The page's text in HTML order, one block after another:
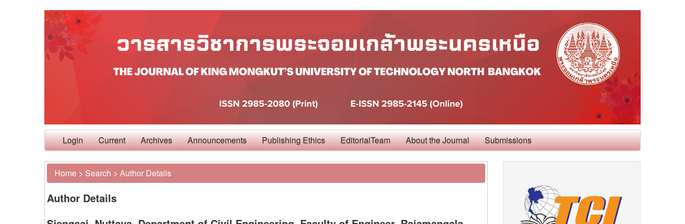
Login Current Archives Announcements Publishing Ethics EditorialTeam About the Journal Submissions
Home > Search > Author Details
Author Details